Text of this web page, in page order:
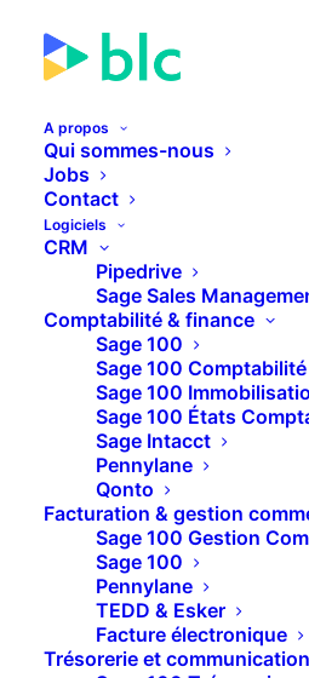
A propos
Qui sommes-nous
Jobs
Contact
Logiciels
CRM
Pipedrive
Sage Sales
Comptabilité & finance
Sage 100
Sage 100 Comptabilité
Sage 100
Sage 100 États
Sage Intacct
Pennylane
Qonto
Facturation & gestion
Sage 100 Gestion
Sage 100
Pennylane
TEDD & Esker
Facture électronique
Trésorerie et
🚀 Lancement
22JOURS12HEURES43
PLUS